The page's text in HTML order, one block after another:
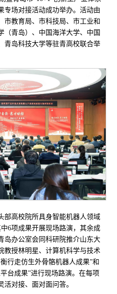
专场对接活动成功举办。活动由
市教育局、市科技局、市工业和
（青岛）、中国海洋大学、中国
青岛科技大学等驻青高校联合举
部高校院所具身智能机器人领域
6项成果开展现场路演，其余成
岛办公室会同科研院推介山东大
教授林明星、计算机科学与技术
行走仿生外骨骼机器人成果”和
台成果”进行现场路演。在每项
活对接、面对面问答。